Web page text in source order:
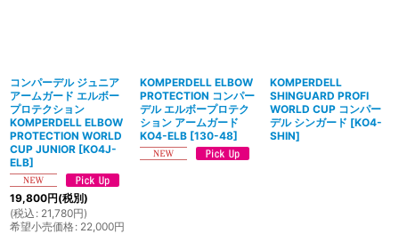
コンパーデル ジュニア
アームガード エルボー
プロテクション
KOMPERDELL ELBOW
PROTECTION WORLD
CUP JUNIOR [KO4J-
ELB]
19,800円(税別)
(税込 : 21,780円)
希望小売価格: 22,000円
KOMPERDELL ELBOW
PROTECTION コンパー
デル エルボープロテク
ション アームガード
KO4-ELB [130-48]
KOMPERDELL
SHINGUARD PROFI
WORLD CUP コンパー
デル シンガード [KO4-
SHIN]